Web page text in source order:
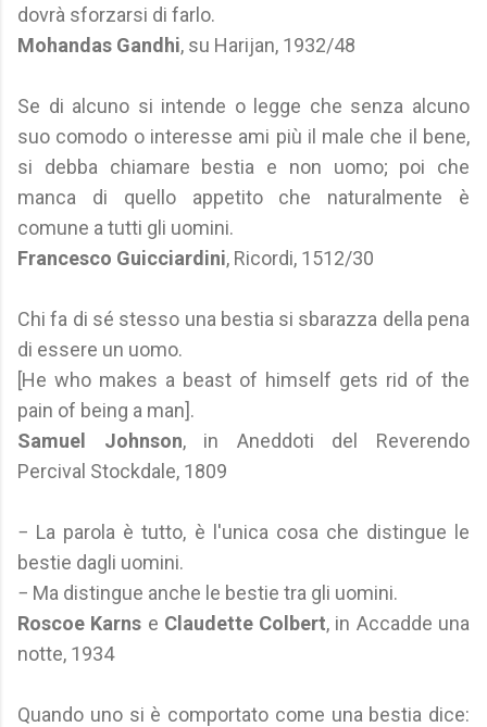
dovrà sforzarsi di farlo.
Mohandas Gandhi, su Harijan, 1932/48
Se di alcuno si intende o legge che senza alcuno
suo comodo o interesse ami più il male che il bene,
si debba chiamare bestia e non uomo; poi che
manca di quello appetito che naturalmente è
comune a tutti gli uomini.
Francesco Guicciardini, Ricordi, 1512/30
Chi fa di sé stesso una bestia si sbarazza della pena
di essere un uomo.
[He who makes a beast of himself gets rid of the
pain of being a man].
Samuel Johnson, in Aneddoti del Reverendo
Percival Stockdale, 1809
− La parola è tutto, è l'unica cosa che distingue le
bestie dagli uomini.
− Ma distingue anche le bestie tra gli uomini.
Roscoe Karns e Claudette Colbert, in Accadde una
notte, 1934
Quando uno si è comportato come una bestia dice: